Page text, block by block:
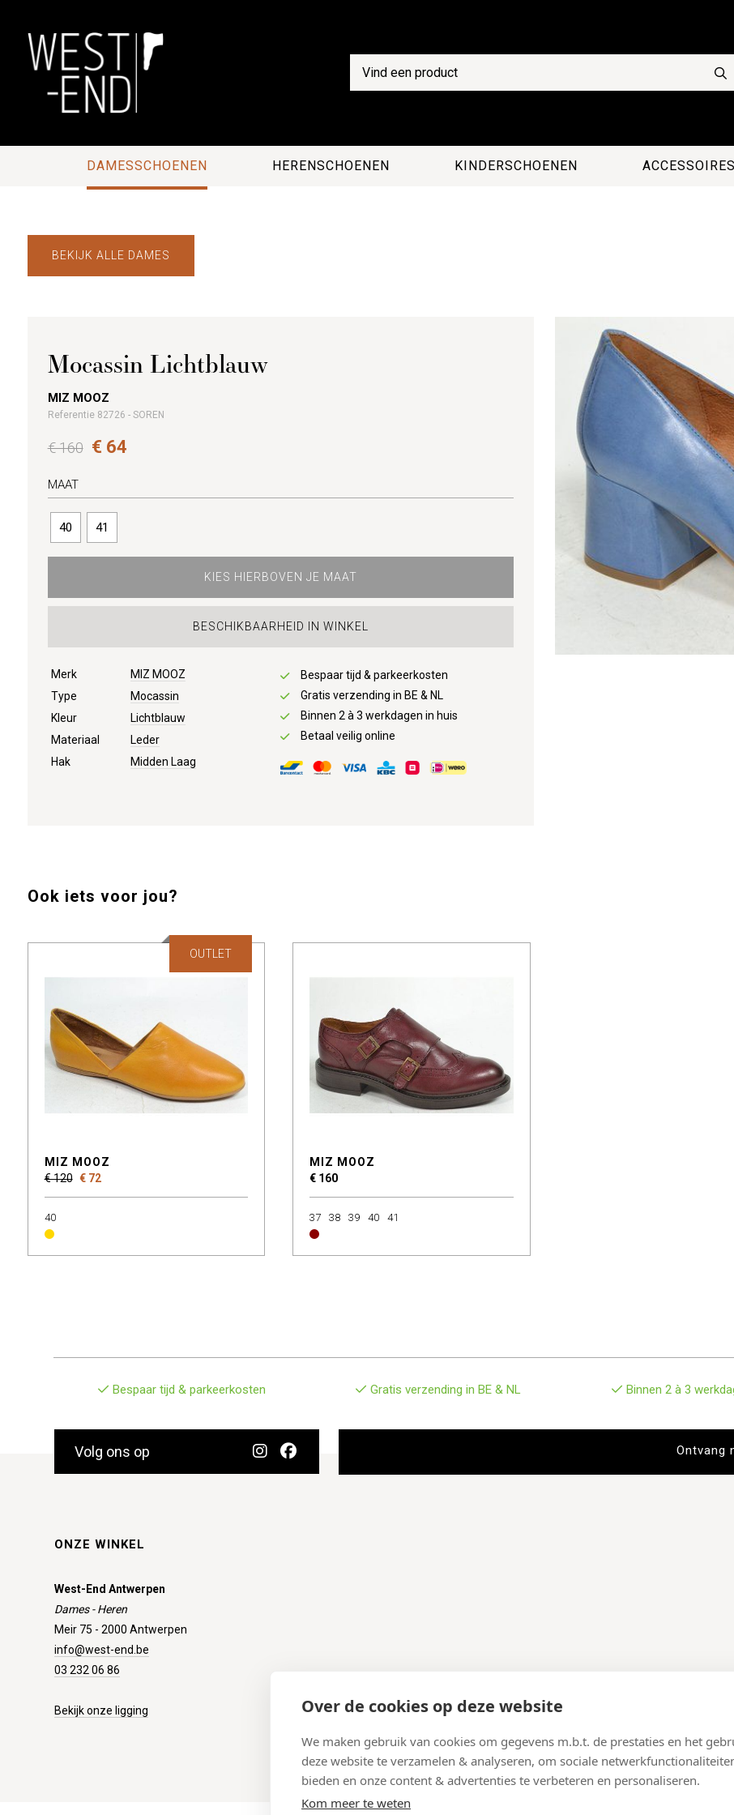
Over de cookies op deze website
We maken gebruik van cookies om gegevens m.b.t. de prestaties en het
deze website te verzamelen & analyseren, om sociale
bieden en onze content & advertenties te verbeteren en personaliseren.
Kom meer te weten
DAMESSCHOENEN HERENSCHOENEN KINDERSCHOENEN ACCESSOIRES
BEKIJK ALLE DAMES
Mocassin Lichtblauw
MIZ MOOZ
Referentie 82726 - SOREN
€ 160 € 64
MAAT
40 41
KIES HIERBOVEN JE MAAT
BESCHIKBAARHEID IN WINKEL
Merk
MIZ MOOZ
Type
Mocassin
Kleur
Lichtblauw
Materiaal
Leder
Hak
Midden Laag
Bespaar tijd & parkeerkosten
Gratis verzending in BE & NL
Binnen 2 à 3 werkdagen in huis
Betaal veilig online
Ook iets voor jou?
MIZ MOOZ
€ 120 € 72
OUTLET
40
MIZ MOOZ
€ 160
37 38 39 40 41
Bespaar tijd & parkeerkosten Gratis verzending in BE & NL Binnen 2 à 3
Volg ons op
ONZE WINKEL
West-End Antwerpen
Dames - Heren
Meir 75 - 2000 Antwerpen
info@west-end.be
03 232 06 86
Bekijk onze ligging